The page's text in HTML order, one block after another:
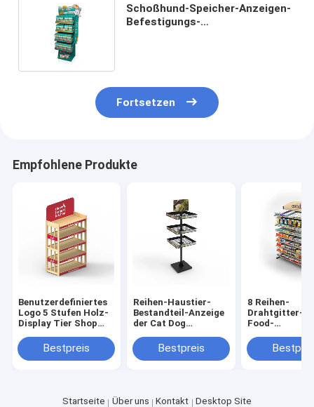
Schoßhund-Speicher-Anzeigen-
Befestigungs-
Fortsetzen
Empfohlene Produkte
Benutzerdefiniertes
Logo 5 Stufen Holz-
Display Tier Shop
LösungBestpreis
Reihen-Haustier-
Bestandteil-Anzeige
der Cat Dog
Befestigungs-
Gewohnheits-3
Bestpreis
8 Reihen-
Drahtgitter-
Food-
Stand-
Startseite Über uns Kontakt Desktop Site